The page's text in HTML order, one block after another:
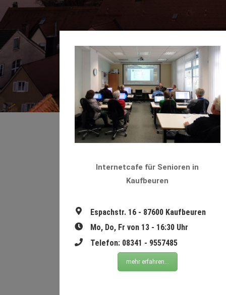
Internetcafe für Senioren in
Kaufbeuren
Espachstr. 16 - 87600 Kaufbeuren
Mo, Do, Fr von 13 - 16:30 Uhr
Telefon: 08341 - 9557485
mehr erfahren...